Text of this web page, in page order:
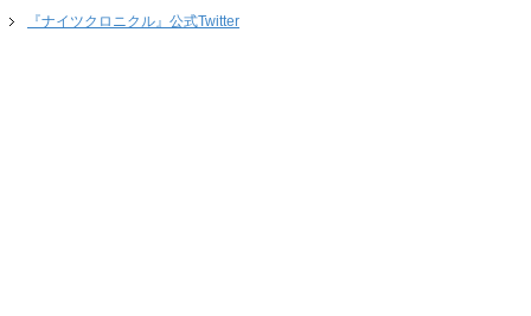
『ナイツクロニクル』公式Twitter